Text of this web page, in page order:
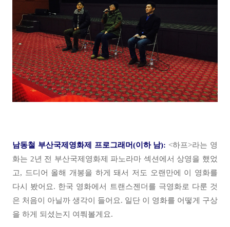
남동철 부산국제영화제 프로그래머(이하 남): <하프>라는 영
화는 2년 전 부산국제영화제 파노라마 섹션에서 상영을 했었
고, 드디어 올해 개봉을 하게 돼서 저도 오랜만에 이 영화를
다시 봤어요. 한국 영화에서 트랜스젠더를 극영화로 다룬 것
은 처음이 아닐까 생각이 들어요. 일단 이 영화를 어떻게 구상
을 하게 되셨는지 여쭤볼게요.